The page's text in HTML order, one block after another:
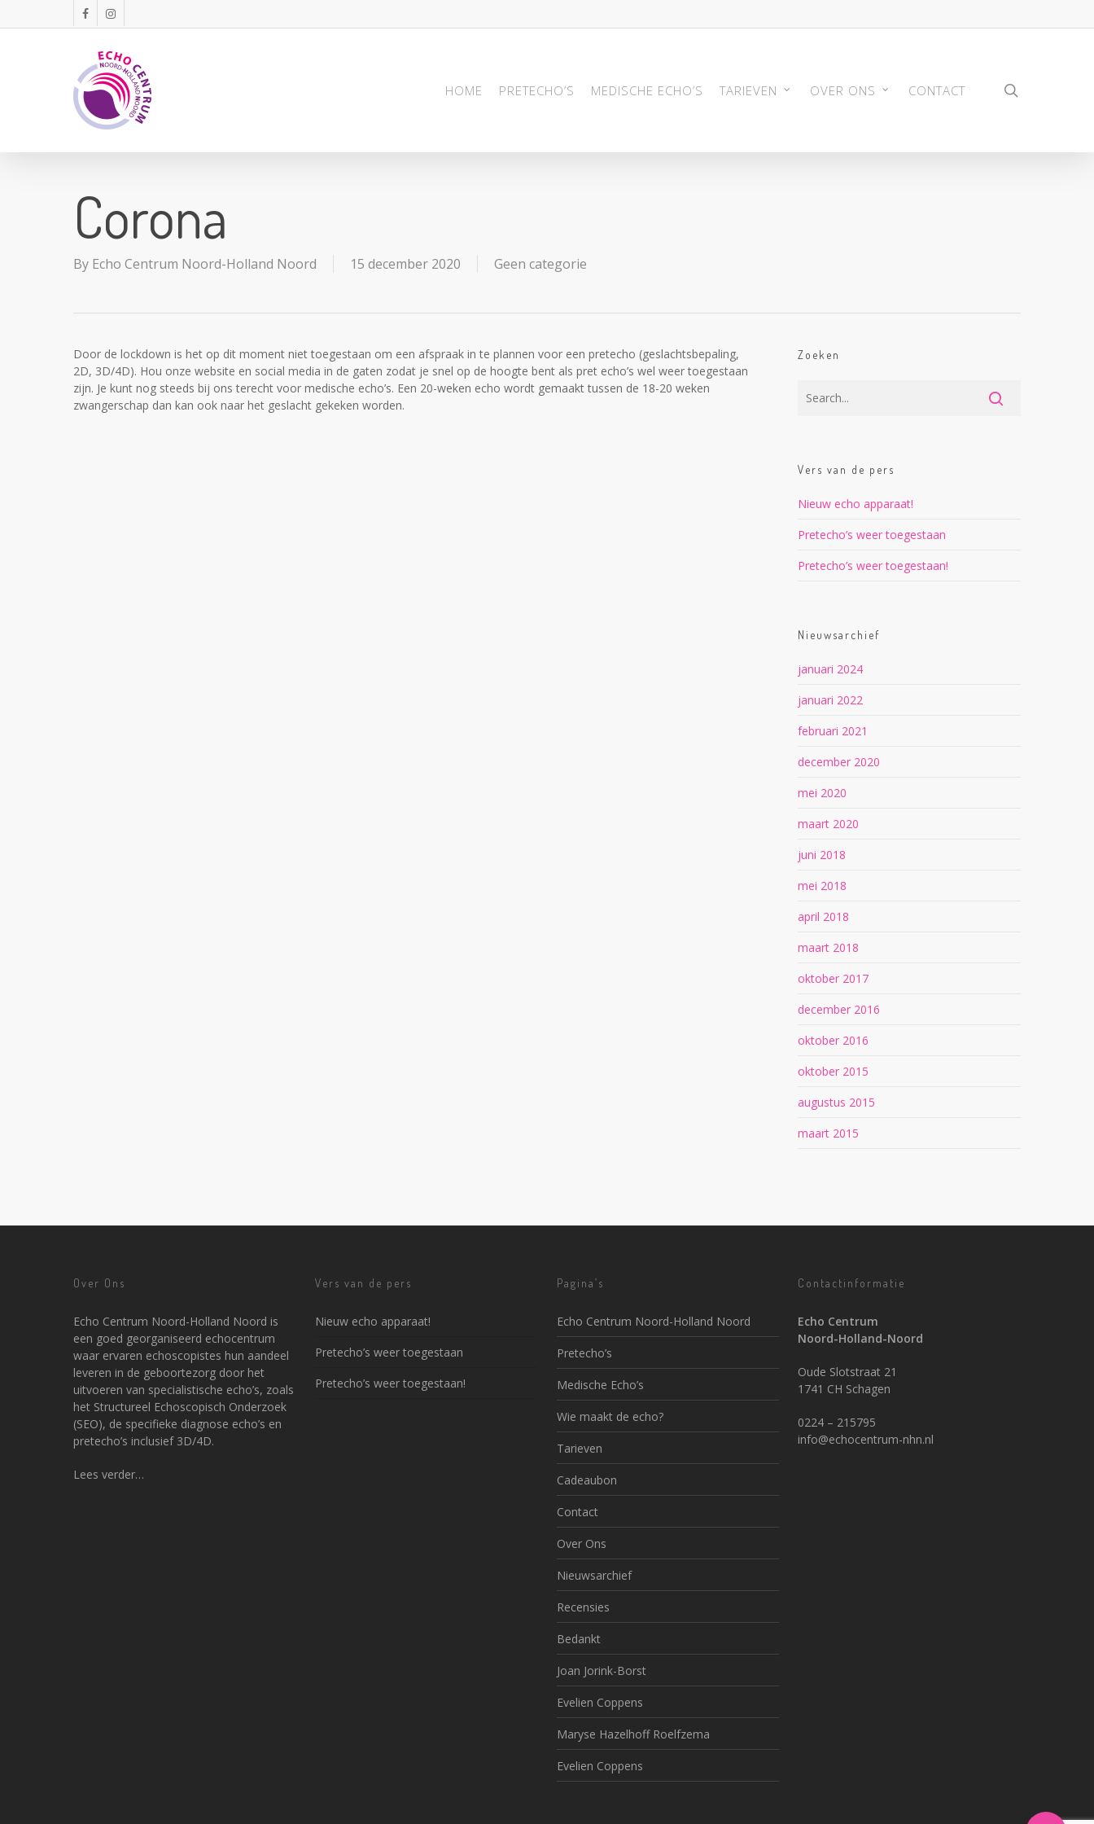
to
facebookinstagram
HOME PRETECHO’S MEDISCHE ECHO’S TARIEVEN OVER ONS CONTACT
Corona
By Echo Centrum Noord-Holland Noord 15 december 2020 Geen categorie
Door de lockdown is het op dit moment niet toegestaan om een afspraak in te plannen voor een pretecho (geslachtsbepaling,
2D, 3D/4D). Hou onze website en social media in de gaten zodat je snel op de hoogte bent als pret echo’s wel weer toegestaan
zijn. Je kunt nog steeds bij ons terecht voor medische echo’s. Een 20-weken echo wordt gemaakt tussen de 18-20 weken
zwangerschap dan kan ook naar het geslacht gekeken worden.
Zoeken
Vers van de pers
Nieuw echo apparaat!
Pretecho’s weer toegestaan
Pretecho’s weer toegestaan!
Nieuwsarchief
januari 2024
januari 2022
februari 2021
december 2020
mei 2020
maart 2020
juni 2018
mei 2018
april 2018
maart 2018
oktober 2017
december 2016
oktober 2016
oktober 2015
augustus 2015
maart 2015
Over Ons
Echo Centrum Noord-Holland Noord is
een goed georganiseerd echocentrum
waar ervaren echoscopistes hun aandeel
leveren in de geboortezorg door het
uitvoeren van specialistische echo’s, zoals
het Structureel Echoscopisch Onderzoek
(SEO), de specifieke diagnose echo’s en
pretecho’s inclusief 3D/4D.
Lees verder…
Vers van de pers
Nieuw echo apparaat!
Pretecho’s weer toegestaan
Pretecho’s weer toegestaan!
Pagina’s
Echo Centrum Noord-Holland Noord
Pretecho’s
Medische Echo’s
Wie maakt de echo?
Tarieven
Cadeaubon
Contact
Over Ons
Nieuwsarchief
Recensies
Bedankt
Joan Jorink-Borst
Evelien Coppens
Maryse Hazelhoff Roelfzema
Evelien Coppens
Contactinformatie
Echo Centrum
Noord-Holland-Noord
Oude Slotstraat 21
1741 CH Schagen
0224 – 215795
info@echocentrum-nhn.nl